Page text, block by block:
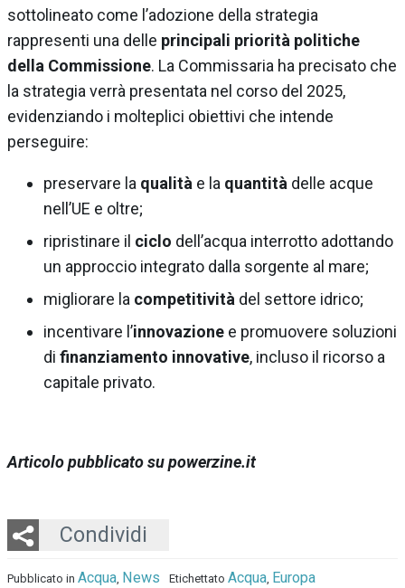
sottolineato come l’adozione della strategia
rappresenti una delle principali priorità politiche
della Commissione. La Commissaria ha precisato che
la strategia verrà presentata nel corso del 2025,
evidenziando i molteplici obiettivi che intende
perseguire:
preservare la qualità e la quantità delle acque
nell’UE e oltre;
ripristinare il ciclo dell’acqua interrotto adottando
un approccio integrato dalla sorgente al mare;
migliorare la competitività del settore idrico;
incentivare l’innovazione e promuovere soluzioni
di finanziamento innovative, incluso il ricorso a
capitale privato.
Articolo pubblicato su powerzine.it
Condividi
Twitter
LinkedIn
Email
Whatsapp
Pubblicato in Acqua, News Etichettato Acqua, Europa